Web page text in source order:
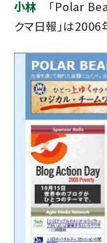
小林 「Polar
クマ日報」は2006